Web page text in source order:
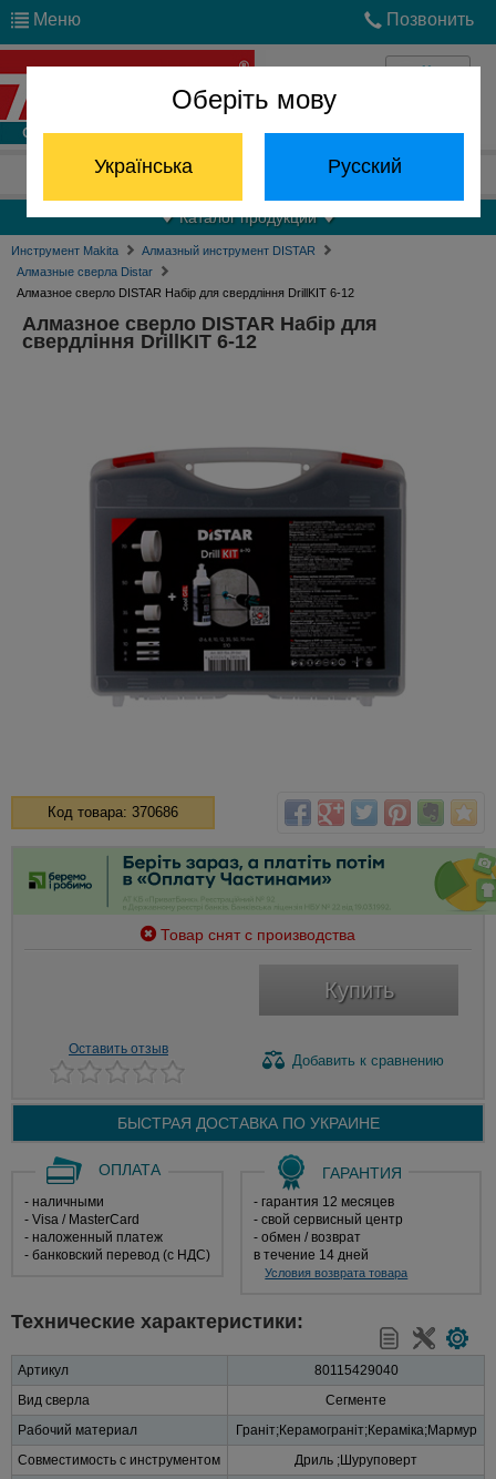
Оберіть мову
Українська Русский
Меню Позвонить
Войти
Отдел запчастей: (068) 824-24-24
Каталог продукции
Инструмент Makita
Алмазный инструмент DISTAR
Алмазные сверла Distar
Алмазное сверло DISTAR Набір для свердління DrillKIT 6-12
Алмазное сверло DISTAR Набір для
свердління DrillKIT 6-12
Код товара: 370686
Товар снят с производства
Купить
Оставить отзыв
Добавить к сравнению
БЫСТРАЯ ДОСТАВКА ПО УКРАИНЕ
ОПЛАТА
- наличными
- Visa / MasterCard
- наложенный платеж
- банковский перевод (с НДС)
ГАРАНТИЯ
- гарантия 12 месяцев
- свой сервисный центр
- обмен / возврат
в течение 14 дней
Условия возврата товара
Технические характеристики:
Артикул
80115429040
Вид сверла
Сегменте
Рабочий материал
Граніт;Керамограніт;Кераміка;Мармур
Совместимость с инструментом
Дриль ;Шуруповерт